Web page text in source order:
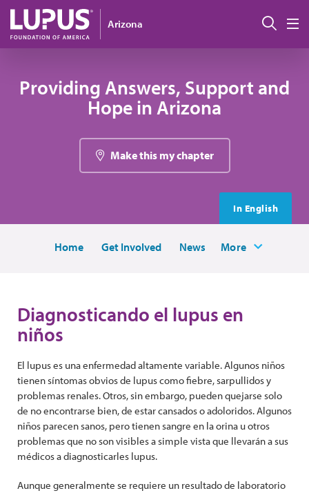
Pasar al contenido principal
Arizona
Providing Answers, Support and
Hope in Arizona
Make this my chapter
In English
Home Get Involved News More
Diagnosticando el lupus en
niños
El lupus es una enfermedad altamente variable. Algunos niños
tienen síntomas obvios de lupus como fiebre, sarpullidos y
problemas renales. Otros, sin embargo, pueden quejarse solo
de no encontrarse bien, de estar cansados o adoloridos. Algunos
niños parecen sanos, pero tienen sangre en la orina u otros
problemas que no son visibles a simple vista que llevarán a sus
médicos a diagnosticarles lupus.
Aunque generalmente se requiere un resultado de laboratorio